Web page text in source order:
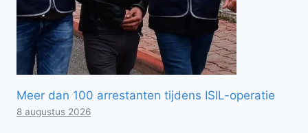
Meer dan 100 arrestanten tijdens ISIL-operatie
8 augustus 2026